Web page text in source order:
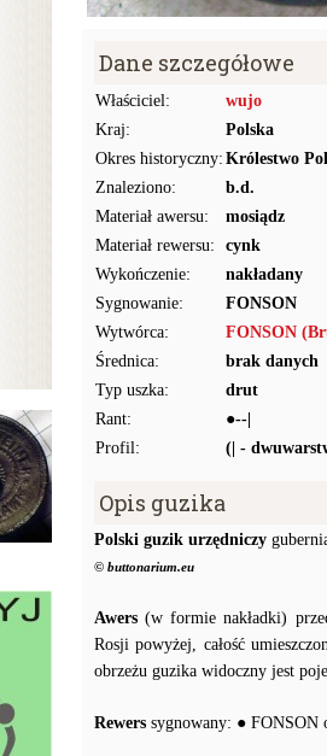
Dane szczegółowe
Właściciel:
wujo
Kraj:
Polska
Okres historyczny: Królestwo
Znaleziono:
b.d.
Materiał awersu:
mosiądz
Materiał rewersu:
cynk
Wykończenie:
nakładany
Sygnowanie:
FONSON
Wytwórca:
FONSON
Średnica:
brak danych
Typ uszka:
drut
Rant:
●--|
Profil:
(| -
Opis guzika
Polski guzik urzędniczy
© buttonarium.eu
Awers (w formie nakładki)
Rosji powyżej, całość
obrzeżu guzika widoczny jest
Rewers sygnowany: ● FONSON